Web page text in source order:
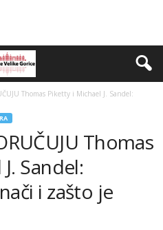
Thomas Piketty i Michael J. Sandel:
Thomas
Sandel:
i zašto je